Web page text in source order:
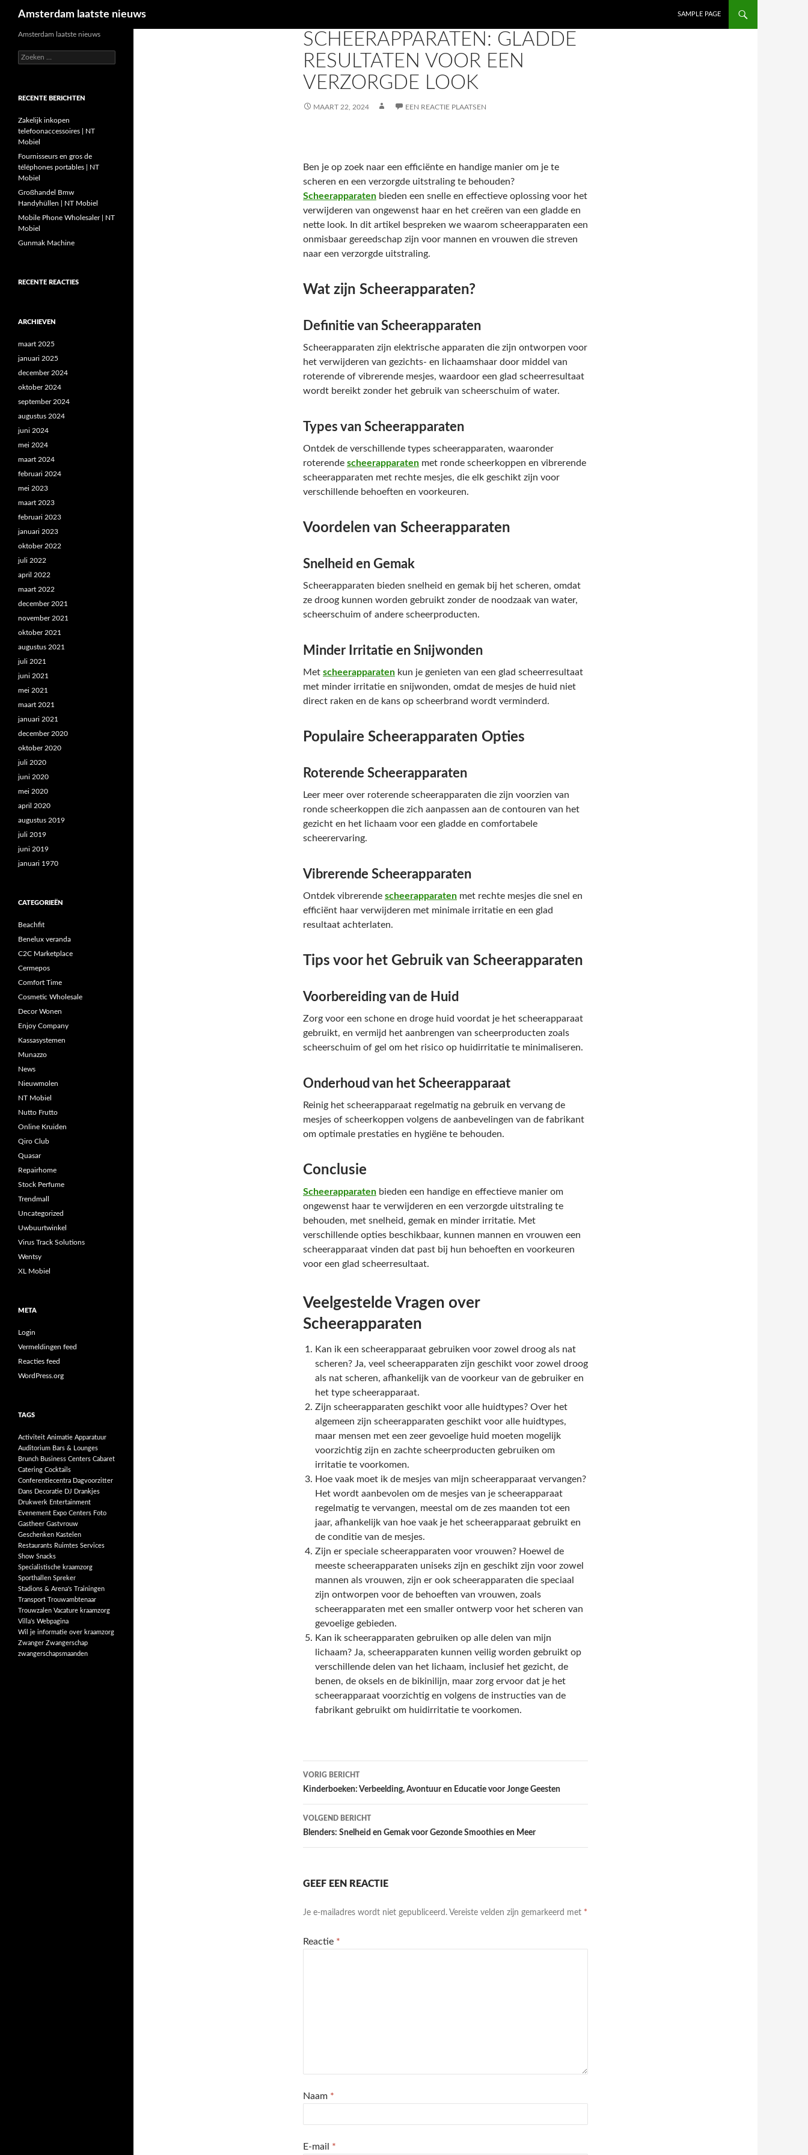
Amsterdam laatste nieuws SAMPLE PAGE
SCHEERAPPARATEN: GLADDE
RESULTATEN VOOR EEN
VERZORGDE LOOK
MAART 22, 2024 EEN REACTIE PLAATSEN
Ben je op zoek naar een efficiënte en handige manier om je te
scheren en een verzorgde uitstraling te behouden?
Scheerapparaten bieden een snelle en effectieve oplossing voor het
verwijderen van ongewenst haar en het creëren van een gladde en
nette look. In dit artikel bespreken we waarom scheerapparaten een
onmisbaar gereedschap zijn voor mannen en vrouwen die streven
naar een verzorgde uitstraling.
Wat zijn Scheerapparaten?
Definitie van Scheerapparaten
Scheerapparaten zijn elektrische apparaten die zijn ontworpen voor
het verwijderen van gezichts- en lichaamshaar door middel van
roterende of vibrerende mesjes, waardoor een glad scheerresultaat
wordt bereikt zonder het gebruik van scheerschuim of water.
Types van Scheerapparaten
Ontdek de verschillende types scheerapparaten, waaronder
roterende scheerapparaten met ronde scheerkoppen en vibrerende
scheerapparaten met rechte mesjes, die elk geschikt zijn voor
verschillende behoeften en voorkeuren.
Voordelen van Scheerapparaten
Snelheid en Gemak
Scheerapparaten bieden snelheid en gemak bij het scheren, omdat
ze droog kunnen worden gebruikt zonder de noodzaak van water,
scheerschuim of andere scheerproducten.
Minder Irritatie en Snijwonden
Met scheerapparaten kun je genieten van een glad scheerresultaat
met minder irritatie en snijwonden, omdat de mesjes de huid niet
direct raken en de kans op scheerbrand wordt verminderd.
Populaire Scheerapparaten Opties
Roterende Scheerapparaten
Leer meer over roterende scheerapparaten die zijn voorzien van
ronde scheerkoppen die zich aanpassen aan de contouren van het
gezicht en het lichaam voor een gladde en comfortabele
scheerervaring.
Vibrerende Scheerapparaten
Ontdek vibrerende scheerapparaten met rechte mesjes die snel en
efficiënt haar verwijderen met minimale irritatie en een glad
resultaat achterlaten.
Tips voor het Gebruik van Scheerapparaten
Voorbereiding van de Huid
Zorg voor een schone en droge huid voordat je het scheerapparaat
gebruikt, en vermijd het aanbrengen van scheerproducten zoals
scheerschuim of gel om het risico op huidirritatie te minimaliseren.
Onderhoud van het Scheerapparaat
Reinig het scheerapparaat regelmatig na gebruik en vervang de
mesjes of scheerkoppen volgens de aanbevelingen van de fabrikant
om optimale prestaties en hygiëne te behouden.
Conclusie
Scheerapparaten bieden een handige en effectieve manier om
ongewenst haar te verwijderen en een verzorgde uitstraling te
behouden, met snelheid, gemak en minder irritatie. Met
verschillende opties beschikbaar, kunnen mannen en vrouwen een
scheerapparaat vinden dat past bij hun behoeften en voorkeuren
voor een glad scheerresultaat.
Veelgestelde Vragen over
Scheerapparaten
Kan ik een scheerapparaat gebruiken voor zowel droog als nat
scheren? Ja, veel scheerapparaten zijn geschikt voor zowel droog
als nat scheren, afhankelijk van de voorkeur van de gebruiker en
het type scheerapparaat.
Zijn scheerapparaten geschikt voor alle huidtypes? Over het
algemeen zijn scheerapparaten geschikt voor alle huidtypes,
maar mensen met een zeer gevoelige huid moeten mogelijk
voorzichtig zijn en zachte scheerproducten gebruiken om
irritatie te voorkomen.
Hoe vaak moet ik de mesjes van mijn scheerapparaat vervangen?
Het wordt aanbevolen om de mesjes van je scheerapparaat
regelmatig te vervangen, meestal om de zes maanden tot een
jaar, afhankelijk van hoe vaak je het scheerapparaat gebruikt en
de conditie van de mesjes.
Zijn er speciale scheerapparaten voor vrouwen? Hoewel de
meeste scheerapparaten uniseks zijn en geschikt zijn voor zowel
mannen als vrouwen, zijn er ook scheerapparaten die speciaal
zijn ontworpen voor de behoeften van vrouwen, zoals
scheerapparaten met een smaller ontwerp voor het scheren van
gevoelige gebieden.
Kan ik scheerapparaten gebruiken op alle delen van mijn
lichaam? Ja, scheerapparaten kunnen veilig worden gebruikt op
verschillende delen van het lichaam, inclusief het gezicht, de
benen, de oksels en de bikinilijn, maar zorg ervoor dat je het
scheerapparaat voorzichtig en volgens de instructies van de
fabrikant gebruikt om huidirritatie te voorkomen.
Bericht
navigatie
VORIG BERICHT
Kinderboeken: Verbeelding, Avontuur en Educatie voor Jonge Geesten
VOLGEND BERICHT
Blenders: Snelheid en Gemak voor Gezonde Smoothies en Meer
GEEF EEN REACTIE
Je e-mailadres wordt niet gepubliceerd. Vereiste velden zijn gemarkeerd met *
Reactie *
Naam *
E-mail *
Amsterdam laatste nieuws
Zoeken
naar:
RECENTE BERICHTEN
Zakelijk inkopen
telefoonaccessoires | NT
Mobiel
Fournisseurs en gros de
téléphones portables | NT
Mobiel
Großhandel Bmw
Handyhüllen | NT Mobiel
Mobile Phone Wholesaler | NT
Mobiel
Gunmak Machine
RECENTE REACTIES
ARCHIEVEN
maart 2025
januari 2025
december 2024
oktober 2024
september 2024
augustus 2024
juni 2024
mei 2024
maart 2024
februari 2024
mei 2023
maart 2023
februari 2023
januari 2023
oktober 2022
juli 2022
april 2022
maart 2022
december 2021
november 2021
oktober 2021
augustus 2021
juli 2021
juni 2021
mei 2021
maart 2021
januari 2021
december 2020
oktober 2020
juli 2020
juni 2020
mei 2020
april 2020
augustus 2019
juli 2019
juni 2019
januari 1970
CATEGORIEËN
Beachfit
Benelux veranda
C2C Marketplace
Cermepos
Comfort Time
Cosmetic Wholesale
Decor Wonen
Enjoy Company
Kassasystemen
Munazzo
News
Nieuwmolen
NT Mobiel
Nutto Frutto
Online Kruiden
Qiro Club
Quasar
Repairhome
Stock Perfume
Trendmall
Uncategorized
Uwbuurtwinkel
Virus Track Solutions
Wentsy
XL Mobiel
META
Login
Vermeldingen feed
Reacties feed
WordPress.org
TAGS
Activiteit Animatie Apparatuur
Auditorium Bars & Lounges
Brunch Business Centers Cabaret
Catering Cocktails
Conferentiecentra Dagvoorzitter
Dans Decoratie DJ Drankjes
Drukwerk Entertainment
Evenement Expo Centers Foto
Gastheer Gastvrouw
Geschenken Kastelen
Restaurants Ruimtes Services
Show Snacks
Specialistische kraamzorg
Sporthallen Spreker
Stadions & Arena's Trainingen
Transport Trouwambtenaar
Trouwzalen Vacature kraamzorg
Villa's Webpagina
Wil je informatie over kraamzorg
Zwanger Zwangerschap
zwangerschapsmaanden